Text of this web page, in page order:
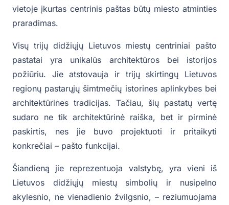
vietoje įkurtas centrinis paštas būtų miesto atminties
praradimas.
Visų trijų didžiųjų Lietuvos miestų centriniai pašto
pastatai yra unikalūs architektūros bei istorijos
požiūriu. Jie atstovauja ir trijų skirtingų Lietuvos
regionų pastarųjų šimtmečių istorines aplinkybes bei
architektūrines tradicijas. Tačiau, šių pastatų vertę
sudaro ne tik architektūrinė raiška, bet ir pirminė
paskirtis, nes jie buvo projektuoti ir pritaikyti
konkrečiai – pašto funkcijai.
Šiandieną jie reprezentuoja valstybę, yra vieni iš
Lietuvos didžiųjų miestų simbolių ir nusipelno
akylesnio, ne vienadienio žvilgsnio, – reziumuojama